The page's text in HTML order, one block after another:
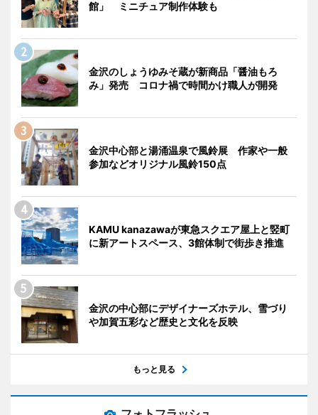
館」 ミニチュア制作体験も
金沢のしょうゆみそ蔵が新商品「醤油もろ
み」発売 コロナ禍で時間かけ職人が開発
金沢中心部と湯涌温泉で風鈴展 作家や一般
参加などオリジナル風鈴150点
KAMU kanazawaが東急スクエア屋上と竪町
に新アートスペース、3館体制で街歩き推進
金沢の中心部にデザイナーズホテル、雪づり
や加賀五彩など歴史と文化を反映
もっと見る